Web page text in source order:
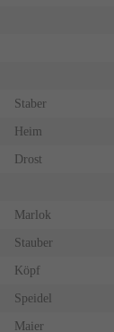
Staber
Heim
Drost
Marlok
Stauber
Köpf
Speidel
Maier